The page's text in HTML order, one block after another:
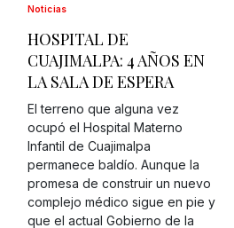
Noticias
HOSPITAL DE
CUAJIMALPA: 4 AÑOS EN
LA SALA DE ESPERA
El terreno que alguna vez
ocupó el Hospital Materno
Infantil de Cuajimalpa
permanece baldío. Aunque la
promesa de construir un nuevo
complejo médico sigue en pie y
que el actual Gobierno de la